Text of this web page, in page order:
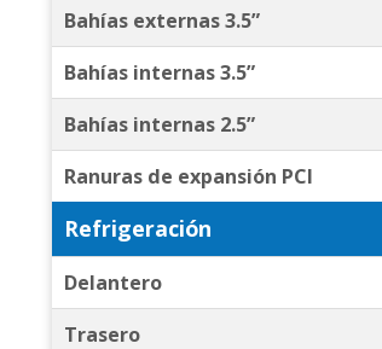
Bahías externas 3.5”
Bahías internas 3.5”
Bahías internas 2.5”
Ranuras de expansión PCI
Refrigeración
Delantero
Trasero